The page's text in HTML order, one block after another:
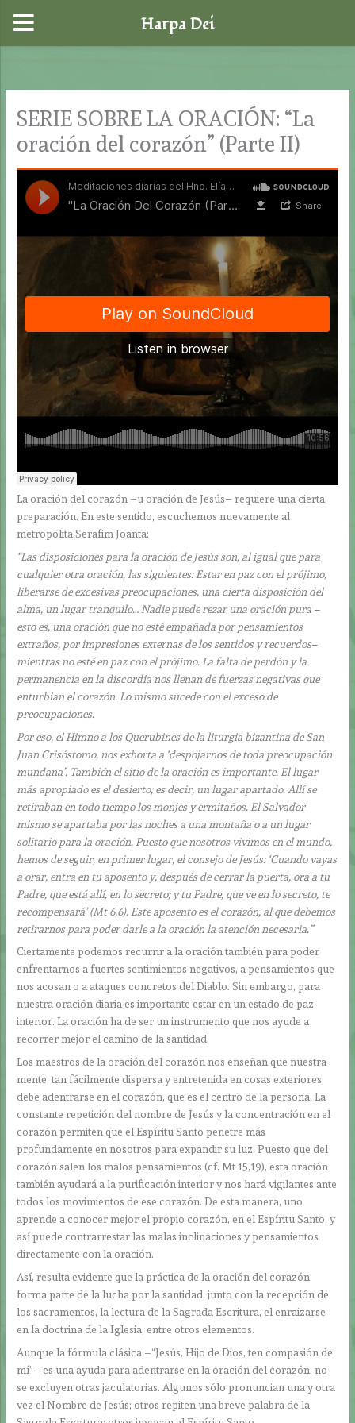
contenido
SERIE SOBRE LA ORACIÓN: “La
oración del corazón” (Parte II)
La oración del corazón –u oración de Jesús– requiere una cierta
preparación. En este sentido, escuchemos nuevamente al
metropolita Serafim Joanta:
“Las disposiciones para la oración de Jesús son, al igual que para
cualquier otra oración, las siguientes: Estar en paz con el prójimo,
liberarse de excesivas preocupaciones, una cierta disposición del
alma, un lugar tranquilo… Nadie puede rezar una oración pura –
esto es, una oración que no esté empañada por pensamientos
extraños, por impresiones externas de los sentidos y recuerdos–
mientras no esté en paz con el prójimo. La falta de perdón y la
permanencia en la discordia nos llenan de fuerzas negativas que
enturbian el corazón. Lo mismo sucede con el exceso de
preocupaciones.
Por eso, el Himno a los Querubines de la liturgia bizantina de San
Juan Crisóstomo, nos exhorta a ‘despojarnos de toda preocupación
mundana’. También el sitio de la oración es importante. El lugar
más apropiado es el desierto; es decir, un lugar apartado. Allí se
retiraban en todo tiempo los monjes y ermitaños. El Salvador
mismo se apartaba por las noches a una montaña o a un lugar
solitario para la oración. Puesto que nosotros vivimos en el mundo,
hemos de seguir, en primer lugar, el consejo de Jesús: ‘Cuando vayas
a orar, entra en tu aposento y, después de cerrar la puerta, ora a tu
Padre, que está allí, en lo secreto; y tu Padre, que ve en lo secreto, te
recompensará’ (Mt 6,6). Este aposento es el corazón, al que debemos
retirarnos para poder darle a la oración la atención necesaria.”
Ciertamente podemos recurrir a la oración también para poder
enfrentarnos a fuertes sentimientos negativos, a pensamientos que
nos acosan o a ataques concretos del Diablo. Sin embargo, para
nuestra oración diaria es importante estar en un estado de paz
interior. La oración ha de ser un instrumento que nos ayude a
recorrer mejor el camino de la santidad.
Los maestros de la oración del corazón nos enseñan que nuestra
mente, tan fácilmente dispersa y entretenida en cosas exteriores,
debe adentrarse en el corazón, que es el centro de la persona. La
constante repetición del nombre de Jesús y la concentración en el
corazón permiten que el Espíritu Santo penetre más
profundamente en nosotros para expandir su luz. Puesto que del
corazón salen los malos pensamientos (cf. Mt 15,19), esta oración
también ayudará a la purificación interior y nos hará vigilantes ante
todos los movimientos de ese corazón. De esta manera, uno
aprende a conocer mejor el propio corazón, en el Espíritu Santo, y
así puede contrarrestar las malas inclinaciones y pensamientos
directamente con la oración.
Así, resulta evidente que la práctica de la oración del corazón
forma parte de la lucha por la santidad, junto con la recepción de
los sacramentos, la lectura de la Sagrada Escritura, el enraizarse
en la doctrina de la Iglesia, entre otros elementos.
Aunque la fórmula clásica –“Jesús, Hijo de Dios, ten compasión de
mí”– es una ayuda para adentrarse en la oración del corazón, no
se excluyen otras jaculatorias. Algunos sólo pronuncian una y otra
vez el Nombre de Jesús; otros repiten una breve palabra de la
Harpa Dei